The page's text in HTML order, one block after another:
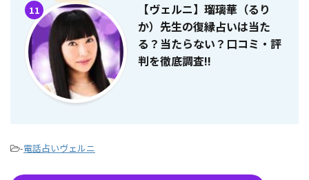
11
【ヴェルニ】瑠璃華（るり
か）先生の復縁占いは当た
る？当たらない？口コミ・評
判を徹底調査!!
-電話占いヴェルニ